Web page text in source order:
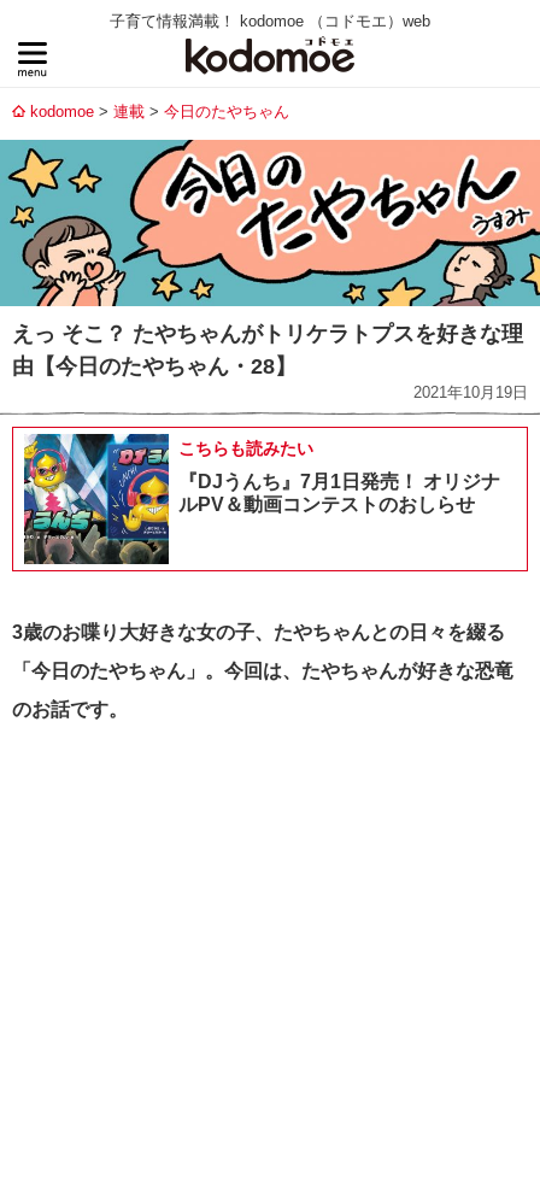
子育て情報満載！ kodomoe （コドモエ）web
kodomoe 連載 今日のたやちゃん
えっ そこ？ たやちゃんがトリケラトプスを好きな理
由【今日のたやちゃん・28】
2021年10月19日
こちらも読みたい
『DJうんち』7月1日発売！ オリジナ
ルPV＆動画コンテストのおしらせ
3歳のお喋り大好きな女の子、たやちゃんとの日々を綴る
「今日のたやちゃん」。今回は、たやちゃんが好きな恐竜
のお話です。